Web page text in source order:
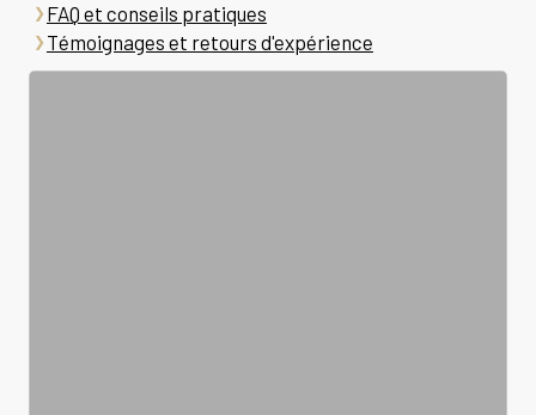
FAQ et conseils pratiques
Témoignages et retours d'expérience